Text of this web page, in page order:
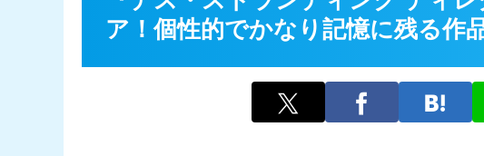
ア！個性的でかなり記憶に残る作